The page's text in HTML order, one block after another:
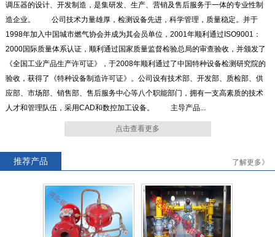
调压器的设计、开发制造，是集研发、生产、营销及售后服务于一体的专业性制
造企业。 公司技术力量雄厚，检测设备先进，科学管理，质量稳定。并于
1998年加入中国城市燃气协会并成为其会员单位，2001年顺利通过ISO9001：
2000国际质量体系认证，顺利通过国家质量监督检验总局的审查验收，并颁发了
《全国工业产品生产许可证》，于2008年顺利通过了中国特种设备检测研究院的
验收，获得了《特种设备制造许可证》。公司设有技术部、开发部、质检部、供
应部、市场部、销售部、售后服务中心等八个职能部门，拥有一支高素质的技术
人才和管理队伍，采用CAD和数控加工设备。 主导产品...
点击查看更多
推荐产品 了解更多》
器
RTZ-*/0.4FQ系列燃气调压器 RTZ-*/0.4-*A系列燃气调压器
器